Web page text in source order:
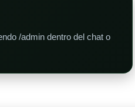
/admin dentro del chat o